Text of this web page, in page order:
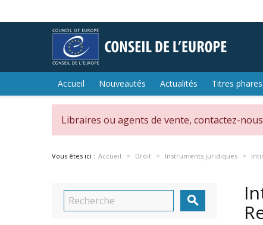
Accueil Nouveautés Actualités Titres phares
Libraires ou agents de vente, contactez-
Vous êtes ici : Accueil Droit Instruments juridiques
